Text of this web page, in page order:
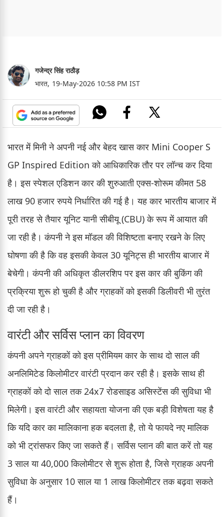
गजेन्द्र सिंह राठौड़
भारत, 19-May-2026 10:58 PM IST
भारत में मिनी ने अपनी नई और बेहद खास कार Mini Cooper S
GP Inspired Edition को आधिकारिक तौर पर लॉन्च कर दिया
है। इस स्पेशल एडिशन कार की शुरुआती एक्स-शोरूम कीमत 58
लाख 90 हजार रुपये निर्धारित की गई है। यह कार भारतीय बाजार में
पूरी तरह से तैयार यूनिट यानी सीबीयू (CBU) के रूप में आयात की
जा रही है। कंपनी ने इस मॉडल की विशिष्टता बनाए रखने के लिए
घोषणा की है कि वह इसकी केवल 30 यूनिट्स ही भारतीय बाजार में
बेचेगी। कंपनी की अधिकृत डीलरशिप पर इस कार की बुकिंग की
प्रक्रिया शुरू हो चुकी है और ग्राहकों को इसकी डिलीवरी भी तुरंत
दी जा रही है।
वारंटी और सर्विस प्लान का विवरण
कंपनी अपने ग्राहकों को इस प्रीमियम कार के साथ दो साल की
अनलिमिटेड किलोमीटर वारंटी प्रदान कर रही है। इसके साथ ही
ग्राहकों को दो साल तक 24x7 रोडसाइड असिस्टेंस की सुविधा भी
मिलेगी। इस वारंटी और सहायता योजना की एक बड़ी विशेषता यह है
कि यदि कार का मालिकाना हक बदलता है, तो ये फायदे नए मालिक
को भी ट्रांसफर किए जा सकते हैं। सर्विस प्लान की बात करें तो यह
3 साल या 40,000 किलोमीटर से शुरू होता है, जिसे ग्राहक अपनी
सुविधा के अनुसार 10 साल या 1 लाख किलोमीटर तक बढ़वा सकते
हैं।